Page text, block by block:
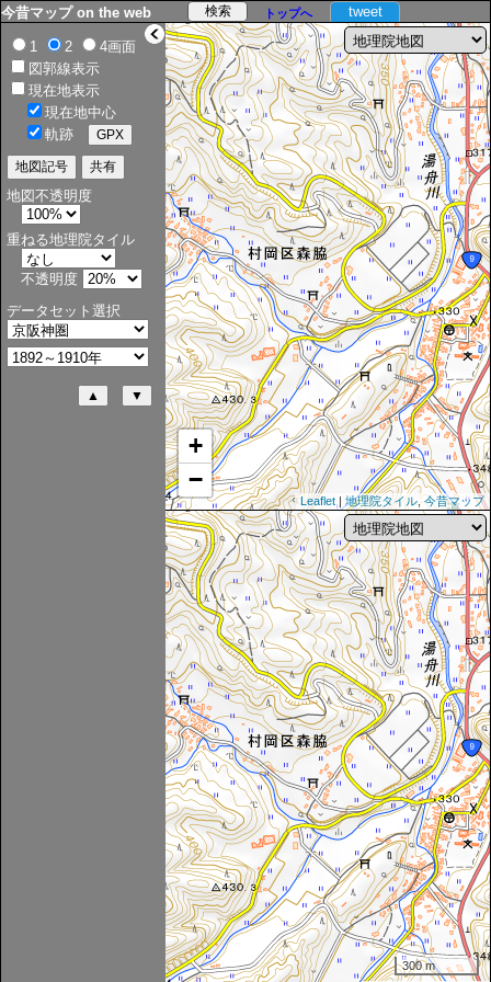
> tweet
今昔マップ on the web トップへ
+
−
Leaflet | 地理院タイル,今昔マップ
300 m
1 2
4画面
図郭線表示
現在地表示
現在地中心
軌跡
地図不透明度
重ねる地理院タイル
不透明度
データセット選択